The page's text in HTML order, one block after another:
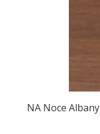
NA Noce Albany